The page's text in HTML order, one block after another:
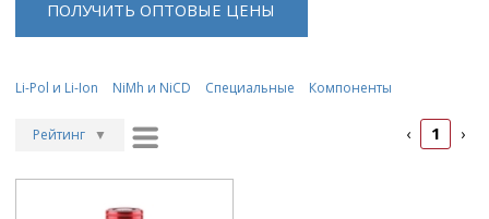
ПОЛУЧИТЬ ОПТОВЫЕ ЦЕНЫ
Li-Pol и Li-Ion NiMh и NiCD Специальные Компоненты
Рейтинг ▼
‹ 1 ›